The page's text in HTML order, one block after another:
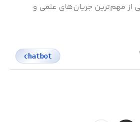
مهم‌ترین جریان‌های علمی و
chatbot